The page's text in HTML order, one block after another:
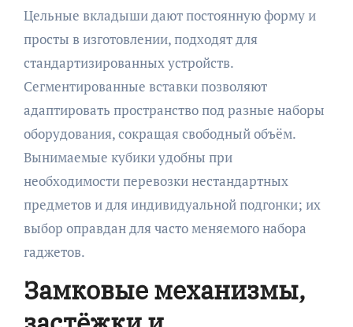
Цельные вкладыши дают постоянную форму и
просты в изготовлении, подходят для
стандартизированных устройств.
Сегментированные вставки позволяют
адаптировать пространство под разные наборы
оборудования, сокращая свободный объём.
Вынимаемые кубики удобны при
необходимости перевозки нестандартных
предметов и для индивидуальной подгонки; их
выбор оправдан для часто меняемого набора
гаджетов.
Замковые механизмы,